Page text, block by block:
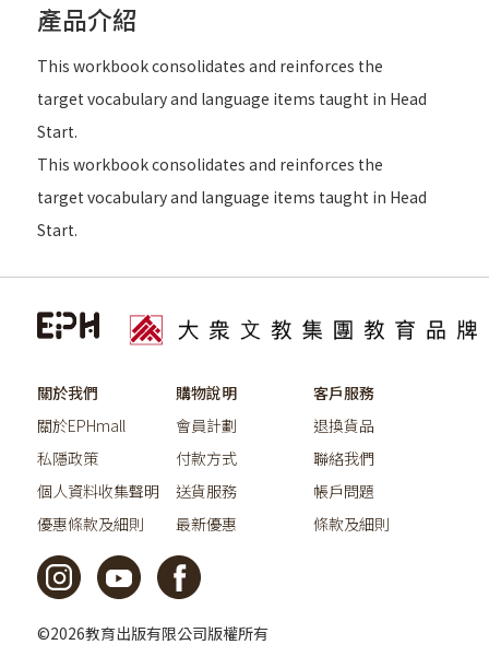
產品介紹
This workbook consolidates and reinforces the
target vocabulary and language items taught in Head
Start.
This workbook consolidates and reinforces the
target vocabulary and language items taught in Head
Start.
關於我們
關於EPHmall
私隱政策
個人資料收集聲明
優惠條款及細則
購物說明
會員計劃
付款方式
送貨服務
最新優惠
客戶服務
退換貨品
聯絡我們
帳戶問題
條款及細則
©2026教育出版有限公司版權所有